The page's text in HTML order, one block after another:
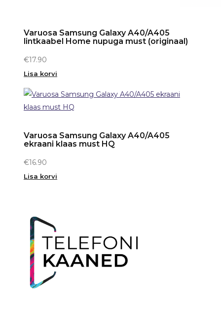
Varuosa Samsung Galaxy A40/A405
lintkaabel Home nupuga must (originaal)
€17.90
Lisa korvi
Varuosa Samsung Galaxy A40/A405
ekraani klaas must HQ
€16.90
Lisa korvi